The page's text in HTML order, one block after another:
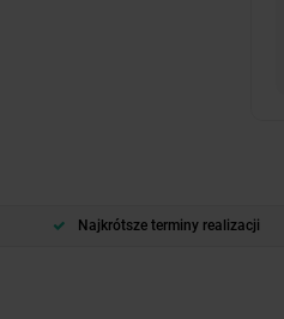
Najkrótsze terminy realizacji